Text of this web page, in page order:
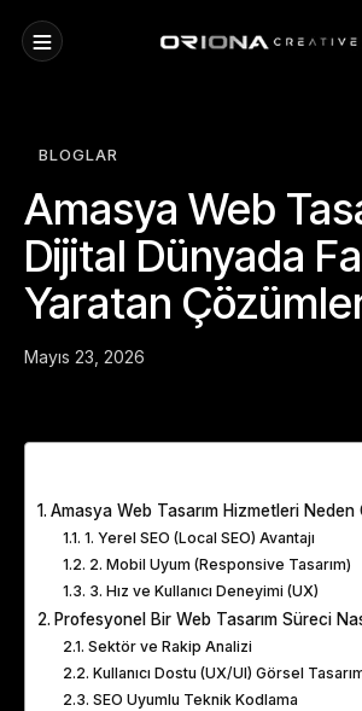
BLOGLAR
Amasya Web
Dijital Dünyada
Yaratan
Mayıs 23, 2026
Amasya Web Tasarım Hizmetleri Neden
1. Yerel SEO (Local SEO) Avantajı
2. Mobil Uyum (Responsive Tasarım)
3. Hız ve Kullanıcı Deneyimi (UX)
Profesyonel Bir Web Tasarım Süreci
Sektör ve Rakip Analizi
Kullanıcı Dostu (UX/UI) Görsel
SEO Uyumlu Teknik Kodlama